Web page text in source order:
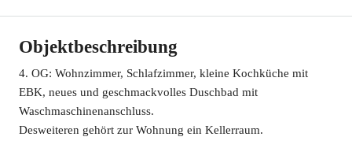
Objektbeschreibung
4. OG: Wohnzimmer, Schlafzimmer, kleine Kochküche mit
EBK, neues und geschmackvolles Duschbad mit
Waschmaschinenanschluss.
Desweiteren gehört zur Wohnung ein Kellerraum.